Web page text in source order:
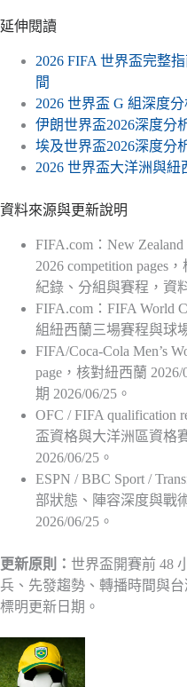
延伸閱讀
2026 FIFA 世界盃完整
間
2026 世界盃 G 組深度
伊朗世界盃2026深度分
埃及世界盃2026深度分
2026 世界盃大洋洲與紐
資料來源與更新說明
FIFA.com：New
2026 competition pages
紀錄、分組與賽程，資
FIFA.com：FIFA World
組紐西蘭三場賽程與球
FIFA/Coca-Cola Men’s
page，核對紐西蘭
期 2026/06/25。
OFC / FIFA qualification
盃資格與大洋洲區資格
2026/06/25。
ESPN / BBC Sport /
部狀態、陣容深度與戰
2026/06/25。
更新原則： 世界盃開賽前 48
兵、先發趨勢、轉播時間與
標明更新日期。